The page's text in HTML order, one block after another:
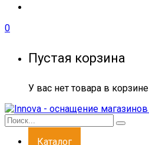
0
Пустая корзина
У вас нет товара в корзине
Каталог